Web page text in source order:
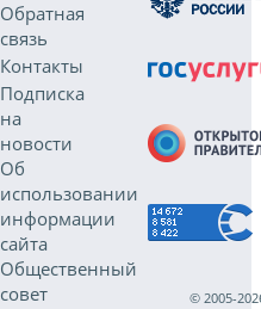
Обратная
связь
Контакты
Подписка
на
новости
Об
использовании
информации
сайта
Общественный
совет
© 2005-